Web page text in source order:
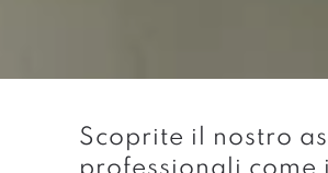
Scoprite il nostro